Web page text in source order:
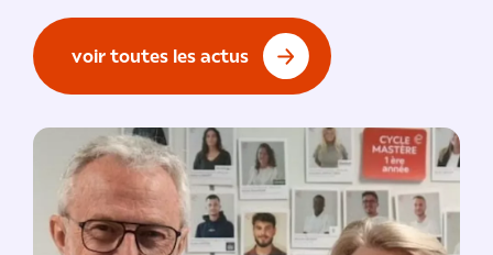
voir toutes les actus